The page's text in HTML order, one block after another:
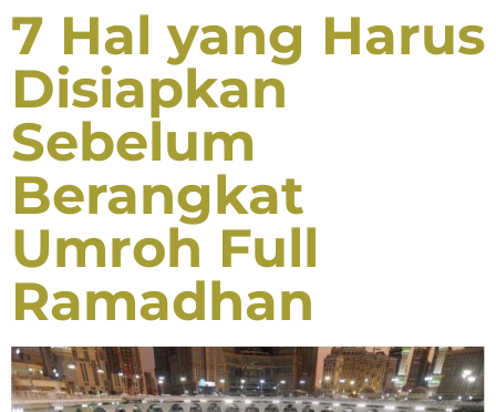
7 Hal yang Harus
Disiapkan
Sebelum
Berangkat
Umroh Full
Ramadhan